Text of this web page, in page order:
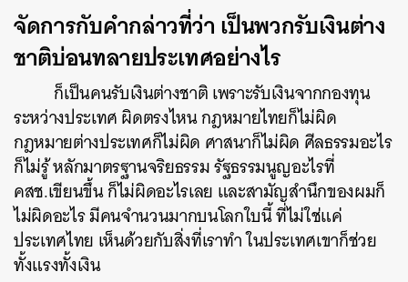
จัดการกับคำกล่าวที่ว่า เป็นพวกรับเงินต่าง
ชาติบ่อนทลายประเทศอย่างไร
ก็เป็นคนรับเงินต่างชาติ เพราะรับเงินจากกองทุน
ระหว่างประเทศ ผิดตรงไหน กฎหมายไทยก็ไม่ผิด
กฎหมายต่างประเทศก็ไม่ผิด ศาสนาก็ไม่ผิด ศีลธรรมอะไร
ก็ไม่รู้ หลักมาตรฐานจริยธรรม รัฐธรรมนูญอะไรที่
คสช.เขียนขึ้น ก็ไม่ผิดอะไรเลย และสามัญสำนึกของผมก็
ไม่ผิดอะไร มีคนจำนวนมากบนโลกใบนี้ ที่ไม่ใช่แค่
ประเทศไทย เห็นด้วยกับสิ่งที่เราทำ ในประเทศเขาก็ช่วย
ทั้งแรงทั้งเงิน